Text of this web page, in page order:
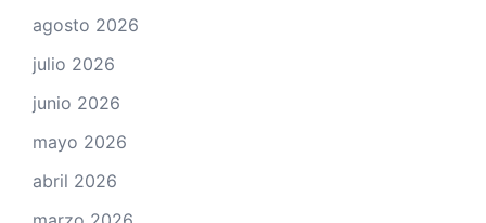
agosto 2026
julio 2026
junio 2026
mayo 2026
abril 2026